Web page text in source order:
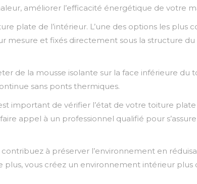
améliorer l’efficacité énergétique de votre
plate de l’intérieur. L’une des options les plus
mesure et fixés directement sous la structure
de la mousse isolante sur la face inférieure
sans ponts thermiques.
important de vérifier l’état de votre toiture
appel à un professionnel qualifié pour
à préserver l’environnement en
plus, vous créez un environnement intérieur